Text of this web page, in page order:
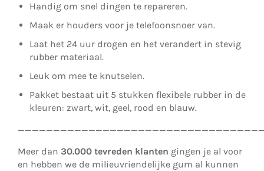
Handig om snel dingen te repareren.
Maak er houders voor je telefoonsnoer van.
Laat het 24 uur drogen en het verandert in stevig
rubber materiaal.
Leuk om mee te knutselen.
Pakket bestaat uit 5 stukken flexibele rubber in de
kleuren: zwart, wit, geel, rood en blauw.
Meer dan 30.000 tevreden klanten gingen je al voor
en hebben we de milieuvriendelijke gum al kunnen